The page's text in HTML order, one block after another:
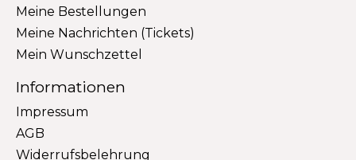
Meine Bestellungen
Meine Nachrichten (Tickets)
Mein Wunschzettel
Informationen
Impressum
AGB
Widerrufsbelehrung